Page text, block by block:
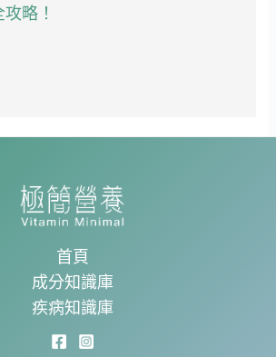
略！
首頁
成分知識庫
疾病知識庫